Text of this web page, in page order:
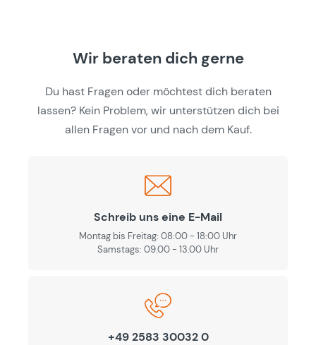
Wir beraten dich gerne
Du hast Fragen oder möchtest dich beraten
lassen? Kein Problem, wir unterstützen dich bei
allen Fragen vor und nach dem Kauf.
Schreib uns eine E-Mail
Montag bis Freitag: 08:00 - 18:00 Uhr
Samstags: 09.00 - 13.00 Uhr
+49 2583 30032 0